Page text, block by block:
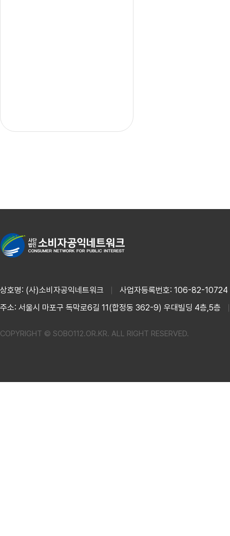
상호명: (사)소비자공익네트워크
사업자등록번호: 106-82-10724
주소: 서울시 마포구 독막로6길 11(합정동 362-9) 우대빌딩 4층,5층
COPYRIGHT © SOBO112.OR.KR. ALL RIGHT RESERVED.